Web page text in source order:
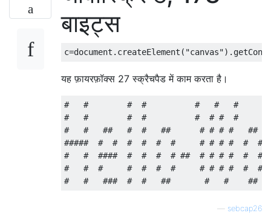
बाइट्स
यह फ़ायरफ़ॉक्स 27 स्क्रैचपैड में काम करता है।
#   #        #  #          #   #   #
#   #        #  #          #  # #  #
#   #   ##   #  #   ##      # # # #   ##
#####  #  #  #  #  #  #     # # # #  #  #
#   #  ####  #  #  #  # ##  # # # #  #  #
#   #  #     #  #  #  #     # # # #  #
sebcap26